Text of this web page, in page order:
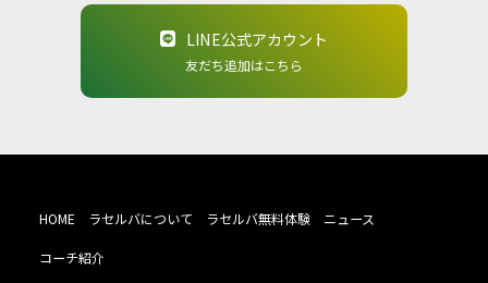
LINE公式アカウント
友だち追加はこちら
HOME ラセルバについて ラセルバ無料体験 ニュース
コーチ紹介